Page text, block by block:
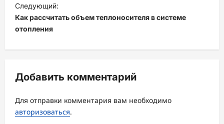
г
а
я
з
а
п
Следующий:
Как рассчитать объем теплоносителя в системе
отопления
Добавить комментарий
Для отправки комментария вам необходимо
авторизоваться.